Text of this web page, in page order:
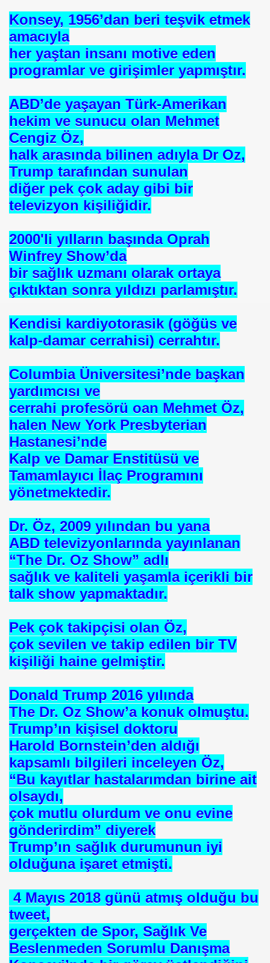
Konsey, 1956’dan beri teşvik etmek
amacıyla
her yaştan insanı motive eden
programlar ve girişimler yapmıştır.
ABD’de yaşayan Türk-Amerikan
hekim ve sunucu olan Mehmet
Cengiz Öz,
halk arasında bilinen adıyla Dr Oz,
Trump tarafından sunulan
diğer pek çok aday gibi bir
televizyon kişiliğidir.
2000'li yılların başında Oprah
Winfrey Show’da
bir sağlık uzmanı olarak ortaya
çıktıktan sonra yıldızı parlamıştır.
Kendisi kardiyotorasik (göğüs ve
kalp-damar cerrahisi) cerrahtır.
Columbia Üniversitesi’nde başkan
yardımcısı ve
cerrahi profesörü oan Mehmet Öz,
halen New York Presbyterian
Hastanesi’nde
Kalp ve Damar Enstitüsü ve
Tamamlayıcı İlaç Programını
yönetmektedir.
Dr. Öz, 2009 yılından bu yana
ABD televizyonlarında yayınlanan
“The Dr. Oz Show” adlı
sağlık ve kaliteli yaşamla içerikli bir
talk show yapmaktadır.
Pek çok takipçisi olan Öz,
çok sevilen ve takip edilen bir TV
kişiliği haine gelmiştir.
Donald Trump 2016 yılında
The Dr. Oz Show’a konuk olmuştu.
Trump’ın kişisel doktoru
Harold Bornstein’den aldığı
kapsamlı bilgileri inceleyen Öz,
“Bu kayıtlar hastalarımdan birine ait
olsaydı,
çok mutlu olurdum ve onu evine
gönderirdim” diyerek
Trump’ın sağlık durumunun iyi
olduğuna işaret etmişti.
4 Mayıs 2018 günü atmış olduğu bu
tweet,
gerçekten de Spor, Sağlık Ve
Beslenmeden Sorumlu Danışma
NJ.Canlı Yayın
İBNİ RÜŞD
VAKFI
?
ARINÇ
İle